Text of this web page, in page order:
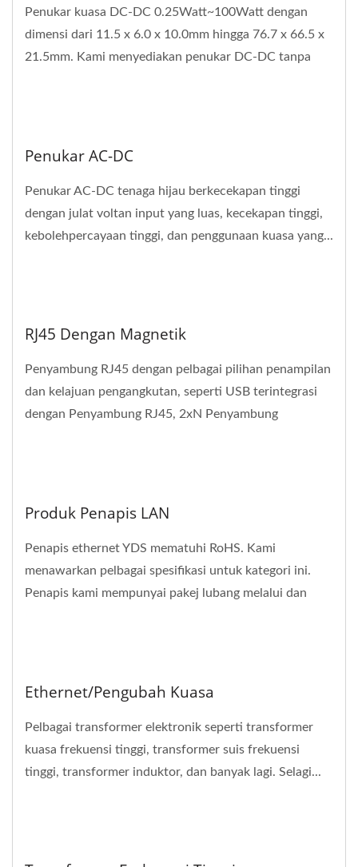
Penukar kuasa DC-DC 0.25Watt~100Watt dengan
dimensi dari 11.5 x 6.0 x 10.0mm hingga 76.7 x 66.5 x
21.5mm. Kami menyediakan penukar DC-DC tanpa
Penukar AC-DC
Penukar AC-DC tenaga hijau berkecekapan tinggi
dengan julat voltan input yang luas, kecekapan tinggi,
kebolehpercayaan tinggi, dan penggunaan kuasa yang...
RJ45 Dengan Magnetik
Penyambung RJ45 dengan pelbagai pilihan penampilan
dan kelajuan pengangkutan, seperti USB terintegrasi
dengan Penyambung RJ45, 2xN Penyambung
Produk Penapis LAN
Penapis ethernet YDS mematuhi RoHS. Kami
menawarkan pelbagai spesifikasi untuk kategori ini.
Penapis kami mempunyai pakej lubang melalui dan
Ethernet/Pengubah Kuasa
Pelbagai transformer elektronik seperti transformer
kuasa frekuensi tinggi, transformer suis frekuensi
tinggi, transformer induktor, dan banyak lagi. Selagi...